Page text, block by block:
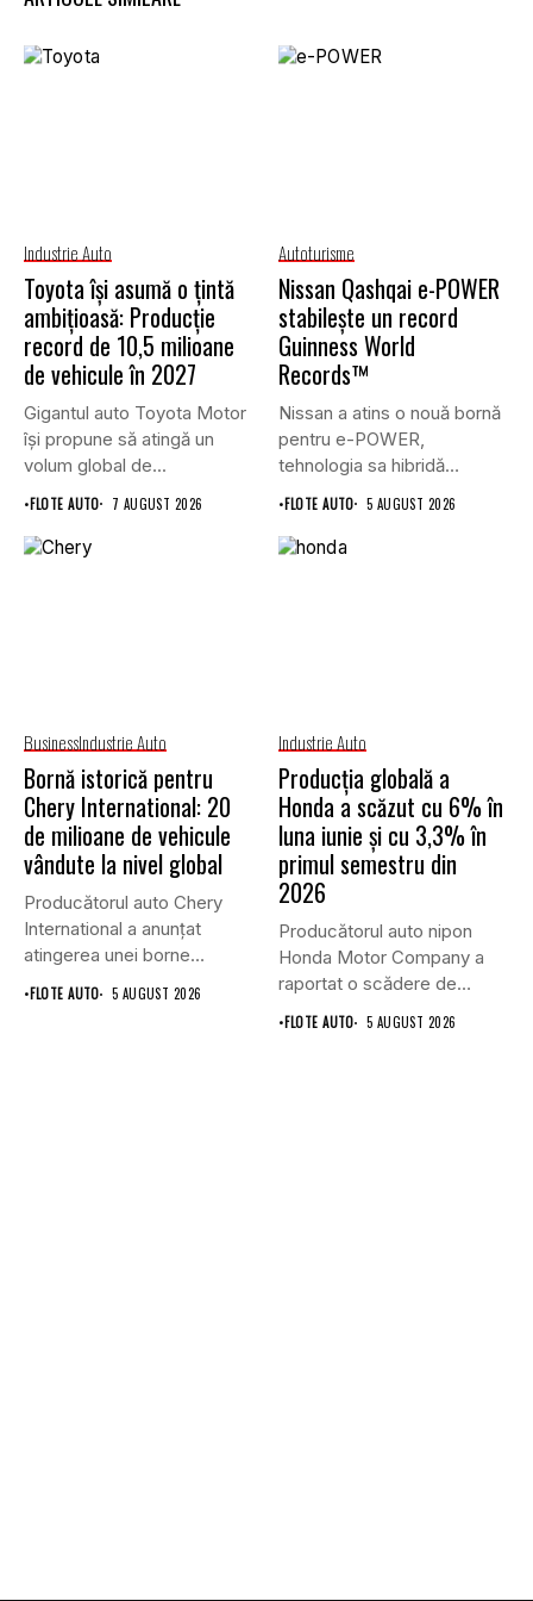
Industrie Auto
Toyota își asumă o țintă
ambițioasă: Producție
record de 10,5 milioane
de vehicule în 2027
Gigantul auto Toyota Motor
își propune să atingă un
volum global de...
•FLOTE AUTO 7 AUGUST 2026
Autoturisme
Nissan Qashqai e-POWER
stabilește un record
Guinness World
Records™
Nissan a atins o nouă bornă
pentru e-POWER,
tehnologia sa hibridă
unică,...
•FLOTE AUTO 5 AUGUST 2026
BusinessIndustrie Auto
Bornă istorică pentru
Chery International: 20
de milioane de vehicule
vândute la nivel global
Producătorul auto Chery
International a anunțat
atingerea unei borne
istorice în industria...
•FLOTE AUTO 5 AUGUST 2026
Industrie Auto
Producția globală a
Honda a scăzut cu 6% în
luna iunie și cu 3,3% în
primul semestru din
2026
Producătorul auto nipon
Honda Motor Company a
raportat o scădere de
6,1%...
•FLOTE AUTO 5 AUGUST 2026